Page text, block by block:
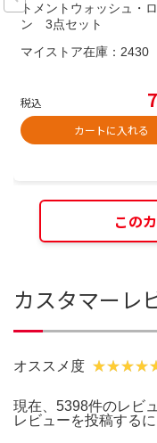
トメントウォッシュ・
ン 3点セット
マイストア在庫： 2430
税込
カートに入れる
この
カスタマーレ
オススメ度
現在、5398件のレビ
レビューを投稿する